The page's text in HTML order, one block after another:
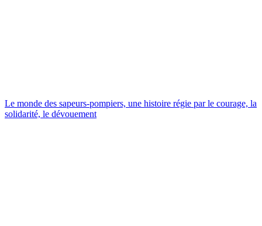
Le monde des sapeurs-pompiers, une histoire régie par le courage, la
solidarité, le dévouement